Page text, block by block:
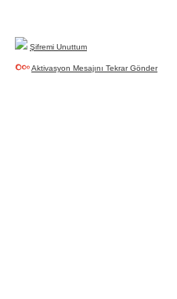
Şifremi Unuttum
Aktivasyon Mesajını Tekrar Gönder